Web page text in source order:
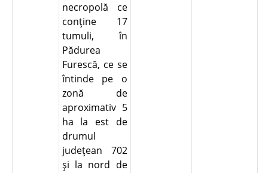
necropolă ce
conţine 17
tumuli, în
Pădurea
Furescă, ce se
întinde pe o
zonă de
aproximativ 5
ha la est de
drumul
judeţean 702
şi la nord de